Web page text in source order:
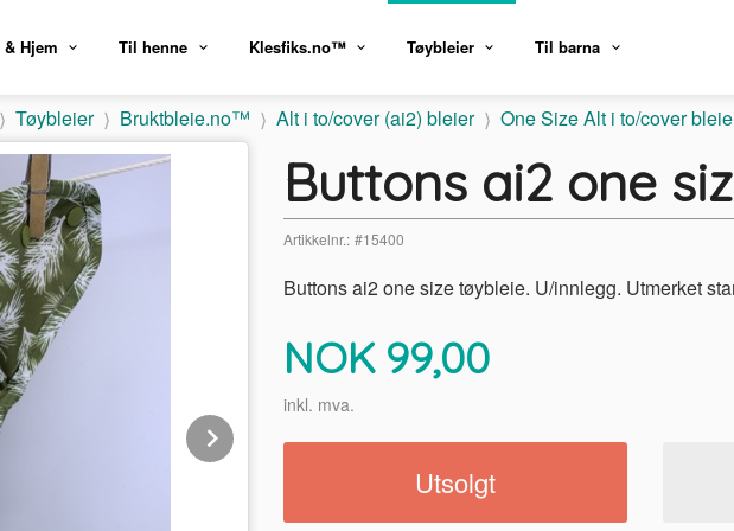
& Hjem Til henne Klesfiks.no™ Tøybleier Til barna
Tøybleier Bruktbleie.no™ Alt i to/cover (ai2) bleier One Size Alt i to/cover
Next
Buttons ai2 one
Artikkelnr.: #15400
Buttons ai2 one size tøybleie. U/innlegg. Utmerket
Pris
NOK 99,00
inkl. mva.
Utsolgt